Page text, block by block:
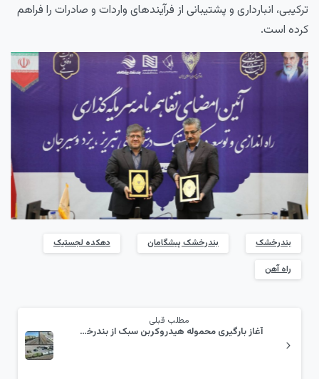
ترکیبی، انبارداری و پشتیبانی از فرآیندهای واردات و صادرات را فراهم
کرده است.
بندرخشک بندرخشک پیشگامان دهکده لجستیک
راه آهن
مطلب قبلی
آغاز بارگیری محموله هیدروکربن سبک از بندرخشک پیشگامان یزد به مقاصد بین‌المللی